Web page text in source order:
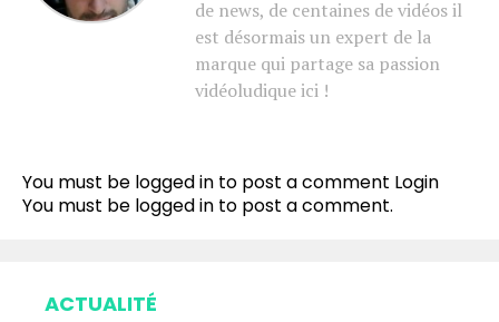
de news, de centaines de vidéos il
est désormais un expert de la
marque qui partage sa passion
vidéoludique ici !
You must be logged in to post a comment Login
You must be logged in to post a comment.
ACTUALITÉ